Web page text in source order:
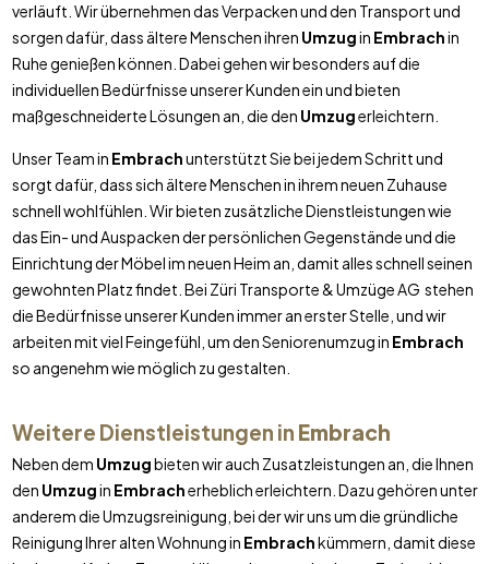
verläuft. Wir übernehmen das Verpacken und den Transport und
sorgen dafür, dass ältere Menschen ihren Umzugin Embrachin
Ruhe genießen können. Dabei gehen wir besonders auf die
individuellen Bedürfnisse unserer Kunden ein und bieten
maßgeschneiderte Lösungen an, die den Umzugerleichtern.
Unser Team in Embrachunterstützt Sie bei jedem Schritt und
sorgt dafür, dass sich ältere Menschen in ihrem neuen Zuhause
schnell wohlfühlen. Wir bieten zusätzliche Dienstleistungen wie
das Ein- und Auspacken der persönlichen Gegenstände und die
Einrichtung der Möbel im neuen Heim an, damit alles schnell seinen
gewohnten Platz findet. Bei Züri Transporte & Umzüge AG stehen
die Bedürfnisse unserer Kunden immer an erster Stelle, und wir
arbeiten mit viel Feingefühl, um den Seniorenumzug in Embrach
so angenehm wie möglich zu gestalten.
Weitere Dienstleistungen in Embrach
Neben dem Umzugbieten wir auch Zusatzleistungen an, die Ihnen
den Umzugin Embracherheblich erleichtern. Dazu gehören unter
anderem die Umzugsreinigung, bei der wir uns um die gründliche
Reinigung Ihrer alten Wohnung in Embrachkümmern, damit diese